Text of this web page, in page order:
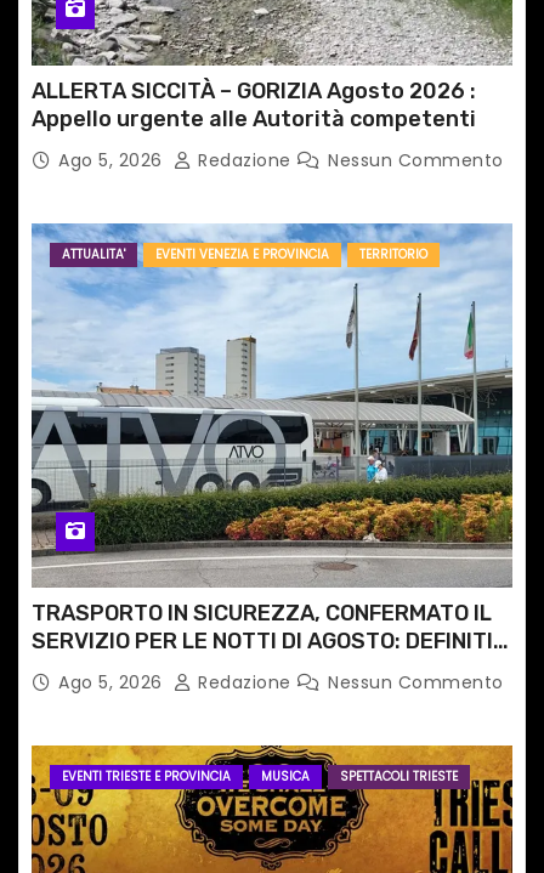
i
c
o
i
ALLERTA SICCITÀ – GORIZIA Agosto 2026 :
Appello urgente alle Autorità competenti
Ago 5, 2026 Redazione Nessun Commento
ATTUALITA' EVENTI VENEZIA E PROVINCIA TERRITORIO
TRASPORTO IN SICUREZZA, CONFERMATO IL
SERVIZIO PER LE NOTTI DI AGOSTO: DEFINITI
PERCORSI, FERMATE E ORARIO
Ago 5, 2026 Redazione Nessun Commento
EVENTI TRIESTE E PROVINCIA MUSICA SPETTACOLI TRIESTE